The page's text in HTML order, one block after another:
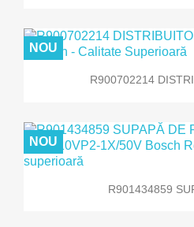
R900702214
NOU
R901434859
NOU